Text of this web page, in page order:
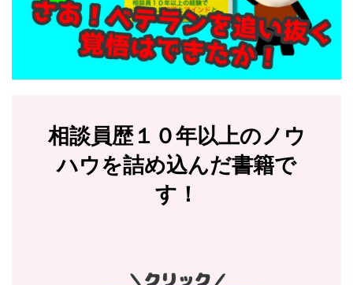
相談員歴１０年以上のノウ
ハウを詰め込んだ書籍で
す！